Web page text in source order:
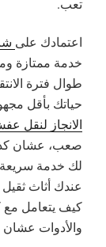
تعب.
اعتمادك على
خدمة ممتازة
طوال فترة
حياتك بأقل
الانجاز لنقل
صعب، عشان كذا
لك خدمة
عندك أثاث
كيف يتعامل مع
والأدوات